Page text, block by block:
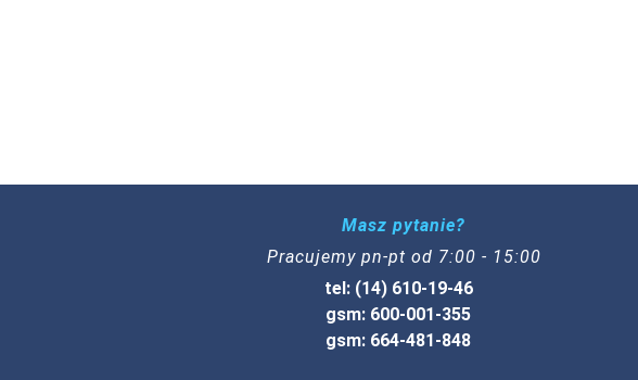
Masz pytanie?
Pracujemy pn-pt od 7:00 - 15:00
tel: (14) 610-19-46
gsm: 600-001-355
gsm: 664-481-848